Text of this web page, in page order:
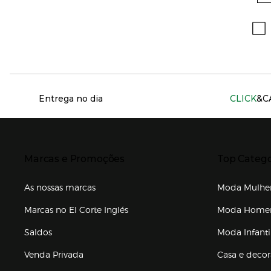
Entrega no dia CLICK
As nossas marcas
Marcas no El Corte Inglés
Saldos
Venda Privada
Moda
Moda
Moda
Casa e